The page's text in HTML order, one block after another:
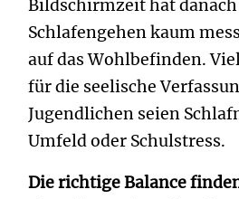
Bildschirmzeit hat
Schlafengehen kaum
auf das Wohlbefinden.
für die seelische
Jugendlichen seien
Umfeld oder Schulstress.
Die richtige Balance